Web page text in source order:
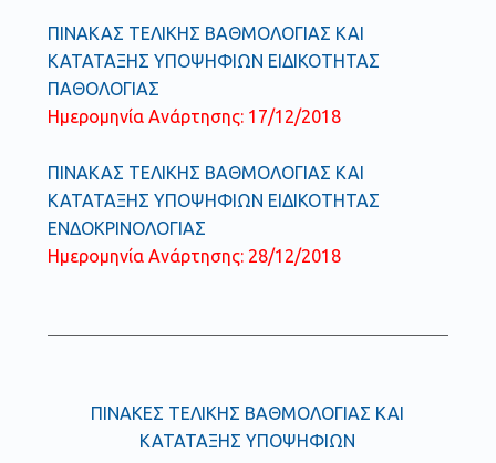
ΠΙΝΑΚΑΣ ΤΕΛΙΚΗΣ ΒΑΘΜΟΛΟΓΙΑΣ ΚΑΙ
ΚΑΤΑΤΑΞΗΣ ΥΠΟΨΗΦΙΩΝ ΕΙΔΙΚΟΤΗΤΑΣ
ΠΑΘΟΛΟΓΙΑΣ
Ημερομηνία Ανάρτησης: 17/12/2018
ΠΙΝΑΚΑΣ ΤΕΛΙΚΗΣ ΒΑΘΜΟΛΟΓΙΑΣ ΚΑΙ
ΚΑΤΑΤΑΞΗΣ ΥΠΟΨΗΦΙΩΝ ΕΙΔΙΚΟΤΗΤΑΣ
ΕΝΔΟΚΡΙΝΟΛΟΓΙΑΣ
Ημερομηνία Ανάρτησης: 28/12/2018
ΠΙΝΑΚΕΣ ΤΕΛΙΚΗΣ ΒΑΘΜΟΛΟΓΙΑΣ ΚΑΙ
ΚΑΤΑΤΑΞΗΣ ΥΠΟΨΗΦΙΩΝ